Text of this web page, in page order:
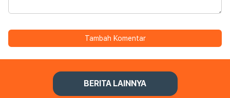
Tambah Komentar
BERITA LAINNYA